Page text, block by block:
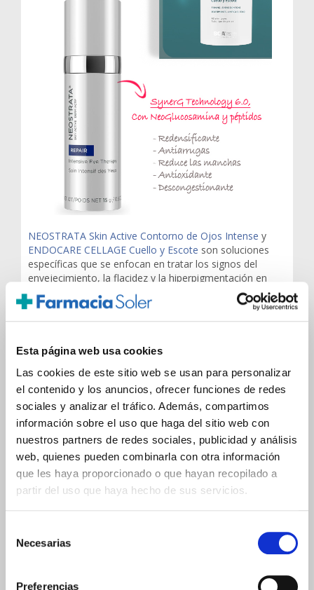
Esta página web usa cookies
Las cookies de este sitio web se usan para personalizar
el contenido y los anuncios, ofrecer funciones de redes
sociales y analizar el tráfico. Además, compartimos
información sobre el uso que haga del sitio web con
nuestros partners de redes sociales, publicidad y análisis
web, quienes pueden combinarla con otra información
que les haya proporcionado o que hayan recopilado a
partir del uso que haya hecho de sus servicios.
Necesarias
Preferencias
NEOSTRATA Skin Active Contorno de Ojos Intense y
ENDOCARE CELLAGE Cuello y Escote son soluciones
específicas que se enfocan en tratar los signos del
envejecimiento, la flacidez y la hiperpigmentación en
áreas críticas. Con formulaciones avanzadas, estos
productos ofrecen cuidados especializados que
trabajan para rejuvenecer y uniformar el tono de la
atención que merece.
7. POTENCIACIÓN DEL
TRATAMIENTO: EXFOLIACIÓN
ESTRATÉGICA
La exfoliación es un paso crucial para potenciar los
resultados de cualquier tratamiento despigmentante.
Al eliminar las células muertas de la superficie de la
piel, se revela una capa más luminosa y receptiva a
Este proceso no solo mejora la textura y el tono de
la piel, sino que también maximiza la eficacia de los
siendo esencial para lograr los mejores resultados.